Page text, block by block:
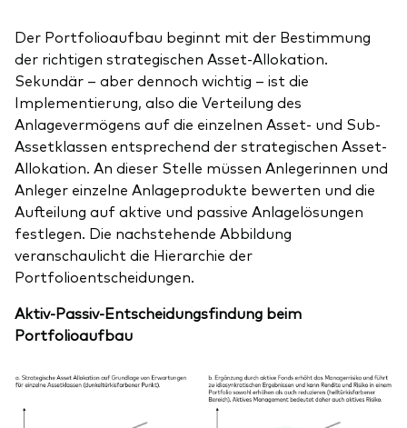
Der Portfolioaufbau beginnt mit der Bestimmung
der richtigen strategischen Asset-Allokation.
Sekundär – aber dennoch wichtig – ist die
Implementierung, also die Verteilung des
Anlagevermögens auf die einzelnen Asset- und Sub-
Assetklassen entsprechend der strategischen Asset-
Allokation. An dieser Stelle müssen Anlegerinnen und
Anleger einzelne Anlageprodukte bewerten und die
Aufteilung auf aktive und passive Anlagelösungen
festlegen. Die nachstehende Abbildung
veranschaulicht die Hierarchie der
Portfolioentscheidungen.
Aktiv-Passiv-Entscheidungsfindung beim
Portfolioaufbau